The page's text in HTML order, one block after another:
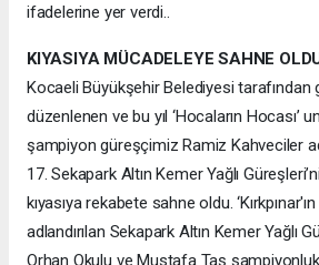
ifadelerine yer verdi..
KIYASIYA MÜCADELEYE SAHNE
Kocaeli Büyükşehir Belediyesi tarafından
düzenlenen ve bu yıl ‘Hocaların Hocası’
şampiyon güreşçimiz Ramiz Kahveciler
17. Sekapark Altın Kemer Yağlı
kıyasıya rekabete sahne oldu.
adlandırılan Sekapark Altın Kemer Yağlı
Orhan Okulu ve Mustafa Taş şampiyonluk